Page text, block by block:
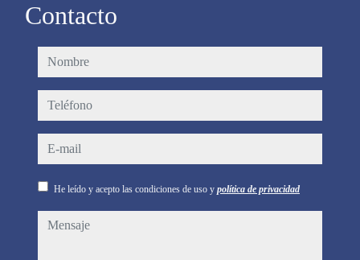
Contacto
nombre
teléfono
e-mail
He leído y acepto las condiciones de uso y política de privacidad
mensaje